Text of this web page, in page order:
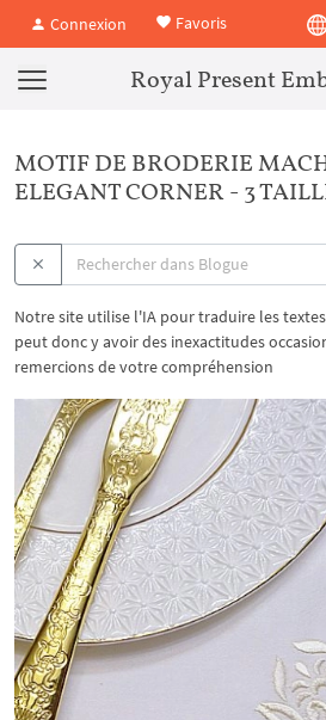
Connexion Favoris
Royal Present
MOTIF DE BRODERIE
ELEGANT CORNER - 3
Notre site utilise l'IA pour traduire les
peut donc y avoir des inexactitudes
remercions de votre compréhension